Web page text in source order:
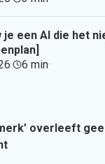
je een AI die het
· 6 min·
overleeft